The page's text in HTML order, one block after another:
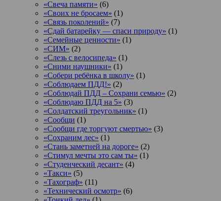
«Свеча памяти» (6)
«Своих не бросаем» (1)
«Связь поколений» (7)
«Сдай батарейку — спаси природу» (1)
«Семейные ценности» (1)
«СИМ» (2)
«Слезь с велосипеда» (1)
«Сними наушники» (1)
«Собери ребёнка в школу» (1)
«Соблюдаем ПДД!» (2)
«Соблюдай ПДД – Сохрани семью» (2)
«Соблюдаю ПДД на 5» (3)
«Солдатский треугольник» (1)
«Сообщи (1)
«Сообщи где торгуют смертью» (3)
«Сохраним лес» (1)
«Стань заметней на дороге» (2)
«Стимул мечты это сам ты» (1)
«Студенческий десант» (4)
«Такси» (5)
«Тахограф» (11)
«Технический осмотр» (6)